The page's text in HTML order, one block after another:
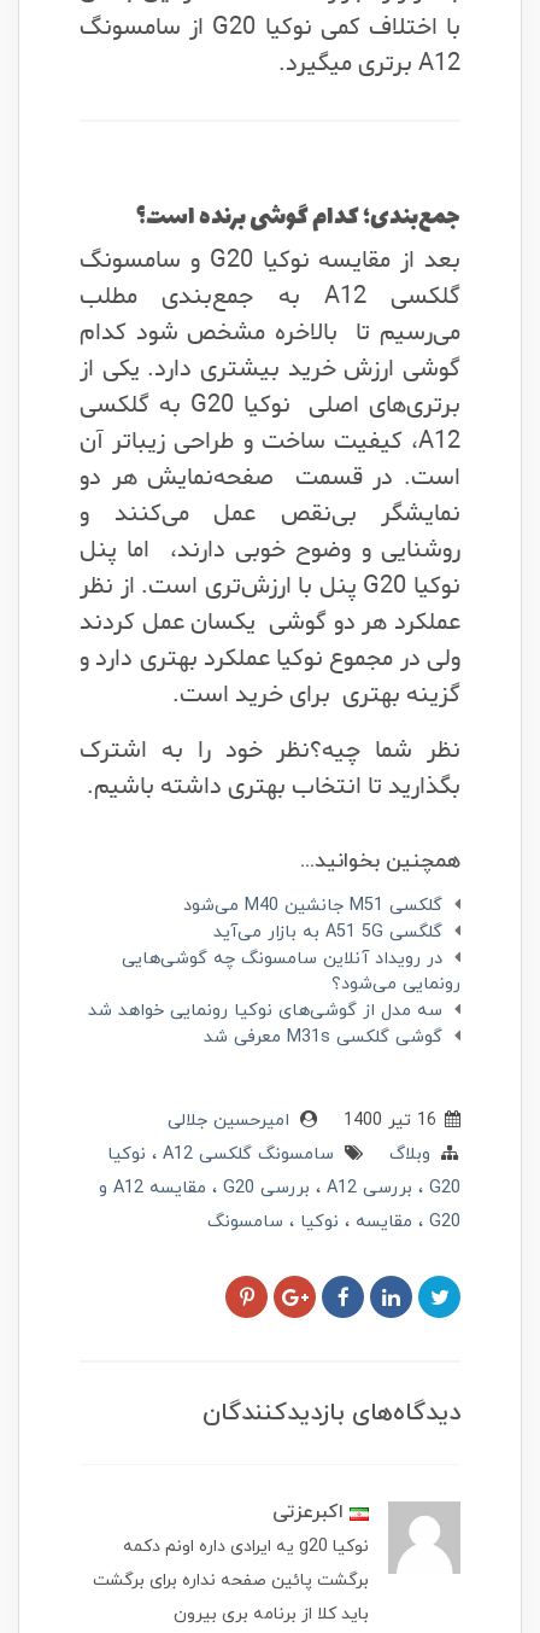
با اختلاف کمی نوکیا G20 از سامسونگ
A12 برتری میگیرد.
جمع‌بندی؛ کدام گوشی برنده است؟
بعد از مقایسه نوکیا G20 و سامسونگ
گلکسی A12 به جمع‌بندی مطلب
می‌رسیم تا بالاخره مشخص شود کدام
گوشی ارزش خرید بیشتری دارد. یکی از
برتری‌های اصلی نوکیا G20 به گلکسی
A12، کیفیت ساخت و طراحی زیباتر آن
است. در قسمت صفحه‌نمایش هر دو
نمایشگر بی‌نقص عمل می‌کنند و
روشنایی و وضوح خوبی دارند، اما پنل
نوکیا G20 پنل با ارزش‌تری است. از نظر
عملکرد هر دو گوشی یکسان عمل کردند
ولی در مجموع نوکیا عملکرد بهتری دارد و
گزینه بهتری برای خرید است.
نظر شما چیه؟نظر خود را به اشترک
بگذارید تا انتخاب بهتری داشته باشیم.
همچنین بخوانید...
گلکسی M51 جانشین M40 می‌شود
گلگسی A51 5G به بازار می‌آید
در رویداد آنلاین سامسونگ چه گوشی‌هایی
رونمایی می‌شود؟
سه مدل از گوشی‌های نوکیا رونمایی خواهد شد
گوشی گلکسی M31s معرفی شد
امیرحسین جلالی
وبلاگ
سامسونگ گلکسی A12
نوکیا
G20
بررسی A12 بررسی G20
مقایسه A12 و
G20
مقایسه نوکیا سامسونگ
دیدگاه‌های بازدیدکنندگان
اکبرعزتی
نوکیا g20 یه ایرادی داره اونم دکمه
برگشت پائین صفحه نداره برای برگشت
باید کلا از برنامه بری بیرون